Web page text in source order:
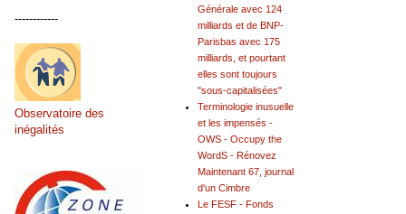
Générale avec 124
milliards et de BNP-
Parisbas avec 175
milliards, et pourtant
elles sont toujours
"sous-capitalisées"
Terminologie inusuelle
et les impensés -
OWS - Occupy the
WordS - Rénovez
Maintenant 67, journal
d'un Cimbre
Le FESF - Fonds
------------
Observatoire des
inégalités